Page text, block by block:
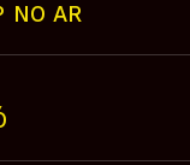
NO AR